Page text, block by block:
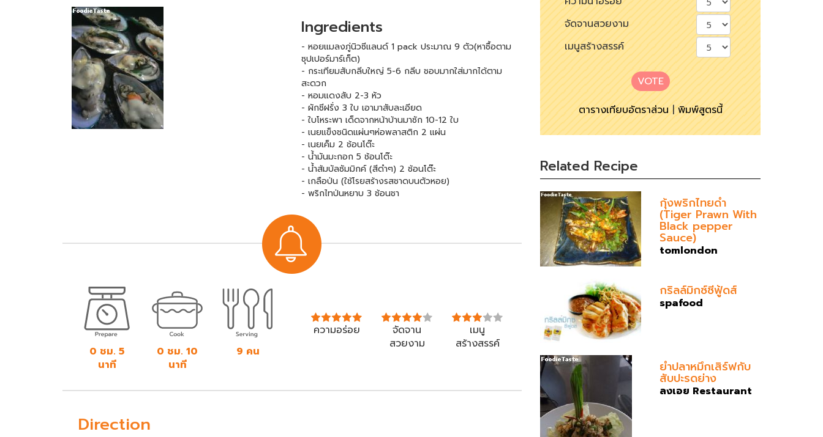
Ingredients
- หอยแมลงภู่นิวซีแลนด์ 1 pack ประมาณ 9 ตัว(หาซื้อตาม
ซุปเปอร์มาร์เก็ต)
- กระเทียมสับกลีบใหญ่ 5-6 กลีบ ชอบมากใส่มากได้ตาม
สะดวก
- หอมแดงสับ 2-3 หัว
- ผักชีฝรั่ง 3 ใบ เอามาสับละเอียด
- ใบโหระพา เด็ดจากหน้าบ้านมาซัก 10-12 ใบ
- เนยแข็งชนิดแผ่นๆห่อพลาสติก 2 แผ่น
- เนยเค็ม 2 ช้อนโต๊ะ
- น้ำมันมะกอก 5 ช้อนโต๊ะ
- น้ำส้มบัลซัมมิกค์ (สีดำๆ) 2 ช้อนโต๊ะ
- เกลือป่น (ใช้โรยสร้างรสชาดบนตัวหอย)
- พริกไทป่นหยาบ 3 ช้อนชา
0 ชม. 5
นาที
0 ชม. 10
นาที
9 คน
ความอร่อย
จัดจาน
สวยงาม
เมนู
สร้างสรรค์
Direction
จัดจานสวยงาม
เมนูสร้างสรรค์
VOTE
ตารางเทียบอัตราส่วน|พิมพ์สูตรนี้
Related Recipe
กุ้งพริกไทยดำ
(Tiger Prawn With
Black pepper
Sauce)
tomlondon
กริลล์มิกซ์ซีฟู้ดส์
spafood
ยำปลาหมึกเสิร์ฟกับ
สับปะรดย่าง
ลงเอย Restaurant